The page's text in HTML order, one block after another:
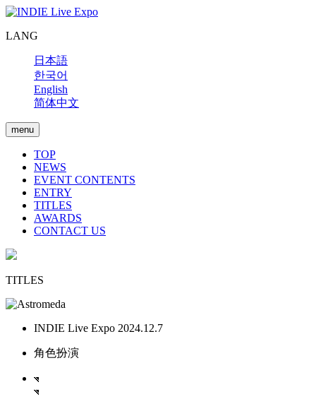
LANG
日本語
한국어
English
简体中文
menu
TOP
NEWS
EVENT CONTENTS
ENTRY
TITLES
AWARDS
CONTACT US
TITLES
INDIE Live Expo 2024.12.7
角色扮演